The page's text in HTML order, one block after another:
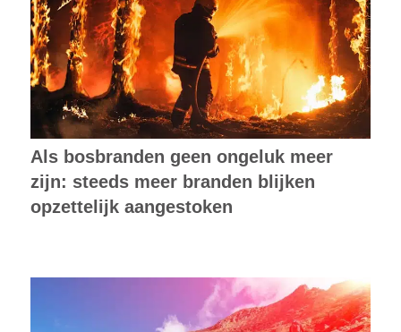
Als bosbranden geen ongeluk meer
zijn: steeds meer branden blijken
opzettelijk aangestoken